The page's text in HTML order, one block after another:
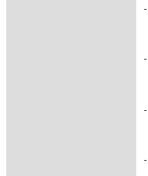
-
-
-
-